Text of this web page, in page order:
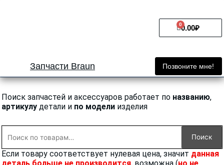
0.00₽
0
Cart
Запчасти Braun Позвоните мне!
Поиск запчастей и аксессуаров работает по названию,
артикулу детали и по модели изделия
Поиск
Если товару соответствует нулевая цена, значит данная